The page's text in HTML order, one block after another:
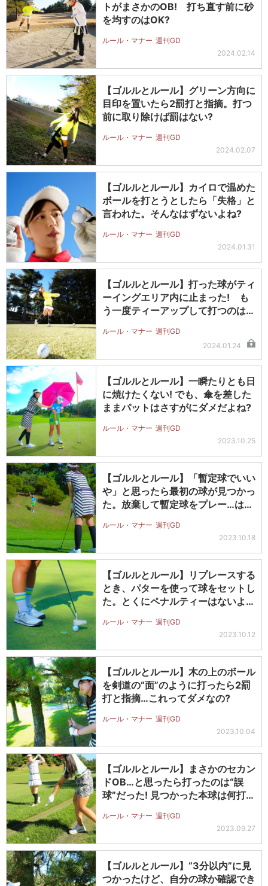
トがまさかのOB! 打ち直す前に砂
を均すのはOK?
ルール・マナー 週刊GD
2024.02.14
【ゴルルとルール】グリーン方向に
目印を置いたら2罰打と指摘。打つ
前に取り除けば罰はない?
ルール・マナー 週刊GD
2024.02.07
【ゴルルとルール】カイロで温めた
ボールを打とうとしたら「失格」と
言われた。そんなはずないよね?
ルール・マナー 週刊GD
2024.01.31
【ゴルルとルール】打った球がティ
ーイングエリア内に止まった! も
う一度ティーアップして打つのはダ
ルール・マナー 週刊GD
2024.01.24
【ゴルルとルール】一瞬たりとも日
に焼けたくない! でも、傘を差した
ままパットはさすがにダメだよね?
ルール・マナー 週刊GD
2023.10.25
【ゴルルとルール】「暫定球でいい
や」と思ったら最初の球が見つかっ
た。放棄して暫定球をプレー…は認
ルール・マナー 週刊GD
2023.10.18
【ゴルルとルール】リプレースする
とき、パターを使って球をセットし
た。とくにペナルティーはないよ
ルール・マナー 週刊GD
2023.10.12
【ゴルルとルール】木の上のボール
を剣道の“面”のように打ったら2罰
打と指摘…これってダメなの?
ルール・マナー 週刊GD
2023.10.04
【ゴルルとルール】まさかのセカン
ドOB…と思ったら打ったのは“誤
球”だった! 見つかった本球は何打
ルール・マナー 週刊GD
2023.09.27
【ゴルルとルール】“3分以内”に見
つかったけど、自分の球か確認でき